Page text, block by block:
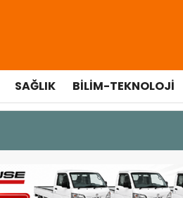
SAĞLIK BILIM-TEKNOLOJI